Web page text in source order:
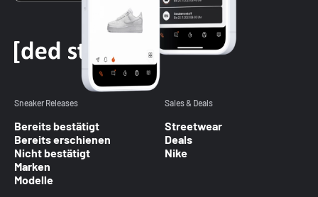
Sneaker Releases
Bereits bestätigt
Bereits erschienen
Nicht bestätigt
Marken
Modelle
Sales & Deals
Streetwear
Deals
Nike